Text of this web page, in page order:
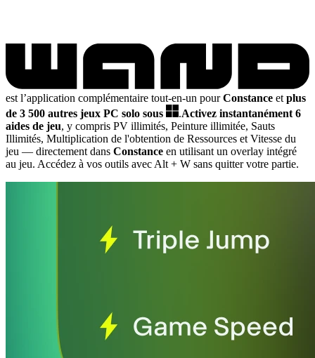
est l’application complémentaire tout-en-un pourConstance et plus
de 3 500 autres jeux PC solo sous
.Activez instantanément 6
aides de jeu, y compris PV illimités, Peinture illimitée, Sauts
Illimités, Multiplication de l'obtention de Ressources et Vitesse du
jeu — directement dans Constance en utilisant un overlay intégré
au jeu. Accédez à vos outils avec Alt + W sans quitter votre partie.